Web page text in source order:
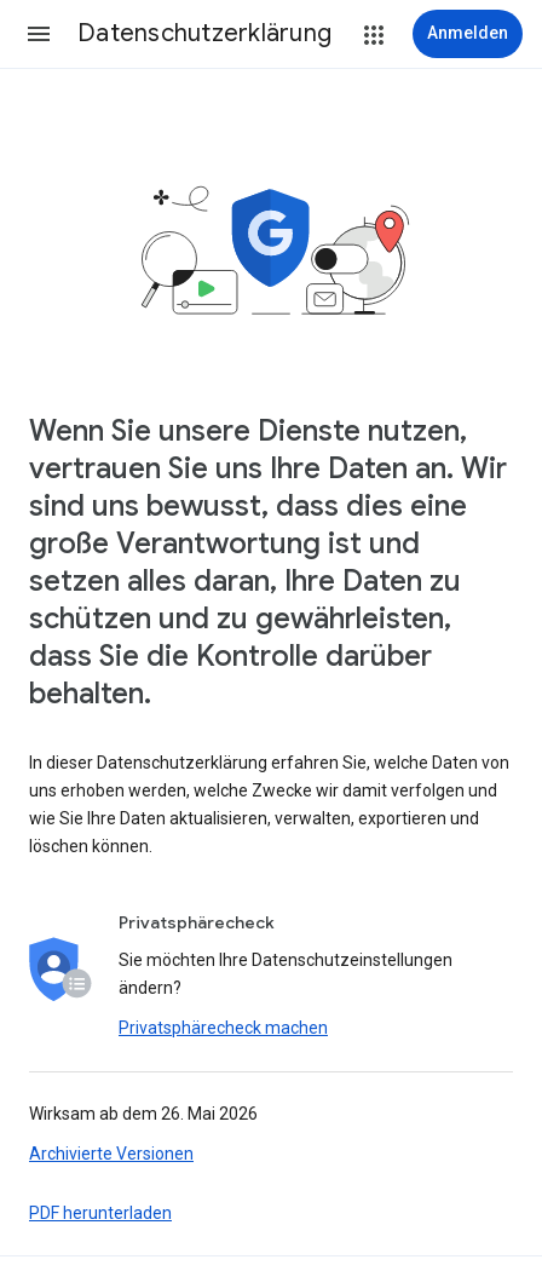
Datenschutzerklärung Anmelden
Wenn Sie unsere Dienste nutzen,
vertrauen Sie uns Ihre Daten an. Wir
sind uns bewusst, dass dies eine
große Verantwortung ist und
setzen alles daran, Ihre Daten zu
schützen und zu gewährleisten,
dass Sie die Kontrolle darüber
behalten.
In dieser Datenschutzerklärung erfahren Sie, welche Daten von
uns erhoben werden, welche Zwecke wir damit verfolgen und
wie Sie Ihre Daten aktualisieren, verwalten, exportieren und
löschen können.
Privatsphärecheck
Sie möchten Ihre Datenschutzeinstellungen
ändern?
Privatsphärecheck machen
Wirksam ab dem 26. Mai 2026
Archivierte Versionen
PDF herunterladen